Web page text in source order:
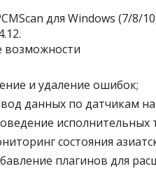
для Windows (7/8/
возможности
и удаление ошибок;
данных по датчикам
исполнительных
состояния
плагинов для